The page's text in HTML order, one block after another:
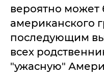
вероятно может
американского
последующим
всех
"ужасную"